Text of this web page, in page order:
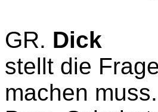
GR. Dick
stellt die
machen muss.